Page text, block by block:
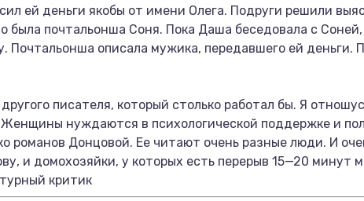
ей деньги якобы от имени Олега. Подруги решили
была почтальонша Соня. Пока Даша беседовала с
Почтальонша описала мужика, передавшего ей деньги.
писателя, который столько работал бы. Я
нуждаются в психологической поддержке и
романов Донцовой. Ее читают очень разные люди. И
и домохозяйки, у которых есть перерыв 15—20 минут
критик